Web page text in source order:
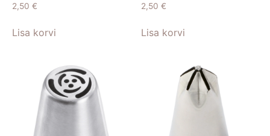
2,50 €
Lisa korvi
2,50 €
Lisa korvi